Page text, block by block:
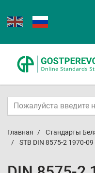
Главная Стандарты
STB DIN 8575-2 1970-09